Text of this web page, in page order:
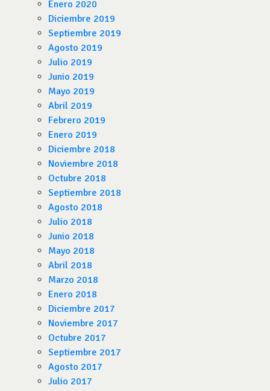
Enero 2020
Diciembre 2019
Septiembre 2019
Agosto 2019
Julio 2019
Junio 2019
Mayo 2019
Abril 2019
Febrero 2019
Enero 2019
Diciembre 2018
Noviembre 2018
Octubre 2018
Septiembre 2018
Agosto 2018
Julio 2018
Junio 2018
Mayo 2018
Abril 2018
Marzo 2018
Enero 2018
Diciembre 2017
Noviembre 2017
Octubre 2017
Septiembre 2017
Agosto 2017
Julio 2017